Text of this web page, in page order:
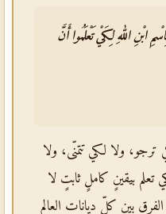
ابْنِ اللهِ لِكَيْ تَعْلَمُوا أَنَّ
ولا لكي تتمنّى، ولا
تعلم بيقينٍ كاملٍ ثابتٍ لا
بين كلّ دياناتٍ العالم